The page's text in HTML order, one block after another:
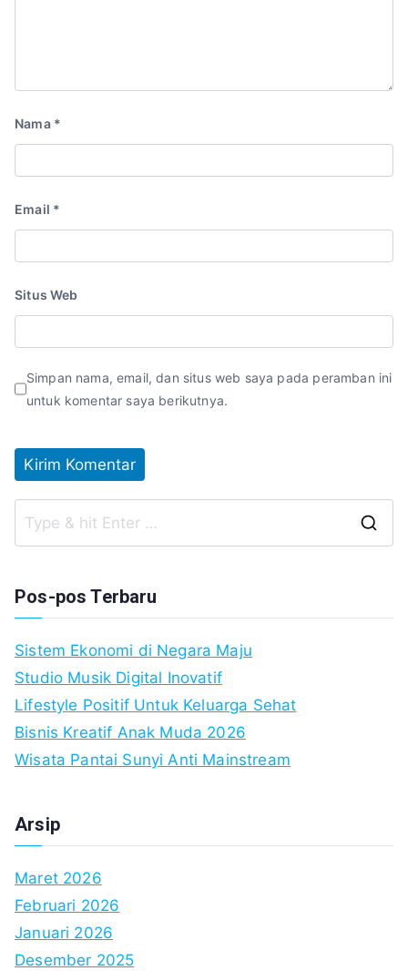
Nama *
Email *
Situs Web
Simpan nama, email, dan situs web saya pada peramban ini
untuk komentar saya berikutnya.
Pos-pos Terbaru
Sistem Ekonomi di Negara Maju
Studio Musik Digital Inovatif
Lifestyle Positif Untuk Keluarga Sehat
Bisnis Kreatif Anak Muda 2026
Wisata Pantai Sunyi Anti Mainstream
Arsip
Maret 2026
Februari 2026
Januari 2026
Desember 2025